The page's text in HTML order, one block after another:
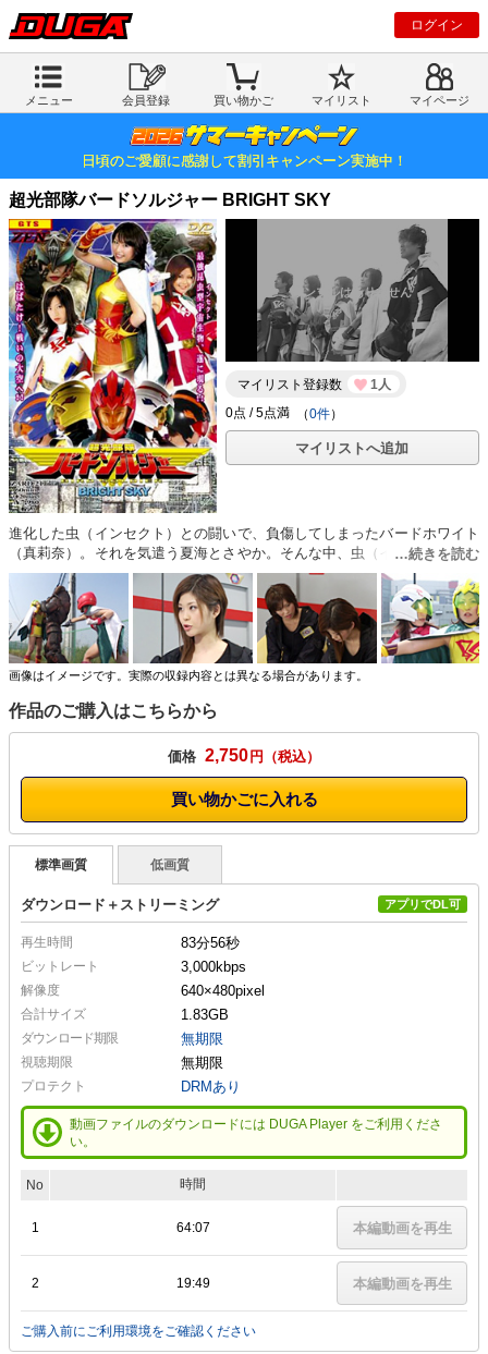
ログイン
メニュー 会員登録 買い物かご マイリスト マイページ
日頃のご愛顧に感謝して割引キャンペーン実施中！
超光部隊バードソルジャー BRIGHT SKY
マイリスト登録数
1人
（0件）
マイリストへ追加
進化した虫（インセクト）との闘いで、負傷してしまったバードホワイト
（真莉奈）。それを気遣う夏海とさやか。そんな中、虫（インセクト）の
巣を発見し現場へ向かうバードソルジャー達。巣を焼き尽くすため攻撃す
るが強大な力の＜インセクト＞が襲い掛かる。全く太刀打ち出来ないバー
ドソルジャー。そして、バードレッド（さやか）が集中的に攻め追い上げ
られて右手が飛ばされてしまう。それを見たバードイエロー（夏海）が暴
走しジェットブレードで薙ぎ払うが、防戦一方におちいってしまうのだっ
た。遂に姿見せる女王インセクト！果たしてインセクトたちから、平和な
画像はイメージです。実際の収録内容とは異なる場合があります。
作品のご購入はこちらから
価格 2,750 円
買い物かごに入れる
標準画質 低画質
ダウンロード＋ストリーミング アプリでDL可
再生時間 83分56秒
ビットレート 3,000kbps
解像度 640×480pixel
合計サイズ 1.83GB
ダウンロード期限 無期限
視聴期限 無期限
プロテクト DRMあり
動画ファイルのダウンロードには DUGA Player をご利用くださ
い。
No 時間
1 64:07 本編動画を再生
2 19:49 本編動画を再生
ご購入前にご利用環境をご確認ください